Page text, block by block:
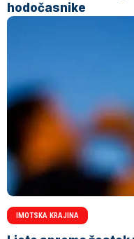
hodočasnike
IMOTSKA KRAJINA